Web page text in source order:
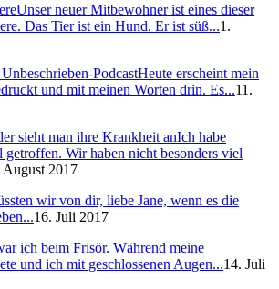
Unser neuer Mitbewohner ist eines dieser
Das Tier ist ein Hund. Er ist süß...1.
PodcastHeute erscheint mein
und mit meinen Worten drin. Es...11.
sieht man ihre Krankheit anIch habe
getroffen. Wir haben nicht besonders viel
August 2017
wir von dir, liebe Jane, wenn es die
16. Juli 2017
ich beim Frisör. Während meine
und ich mit geschlossenen Augen...14. Juli